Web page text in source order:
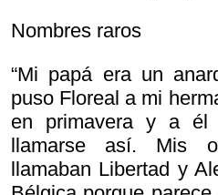
Nombres raros
“Mi papá era un
puso Floreal a mi
en primavera y a él
llamarse así. Mis
llamaban Libertad y